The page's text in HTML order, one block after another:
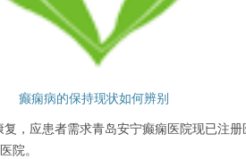
癫痫病的保持现状如何辨别
应患者需求青岛安宁癫痫医院现已注册
院。